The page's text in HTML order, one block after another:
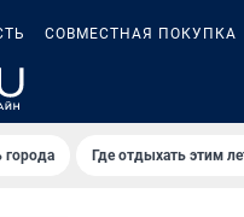
СОВМЕСТНАЯ ПОКУПКА
города Где отдыхать этим